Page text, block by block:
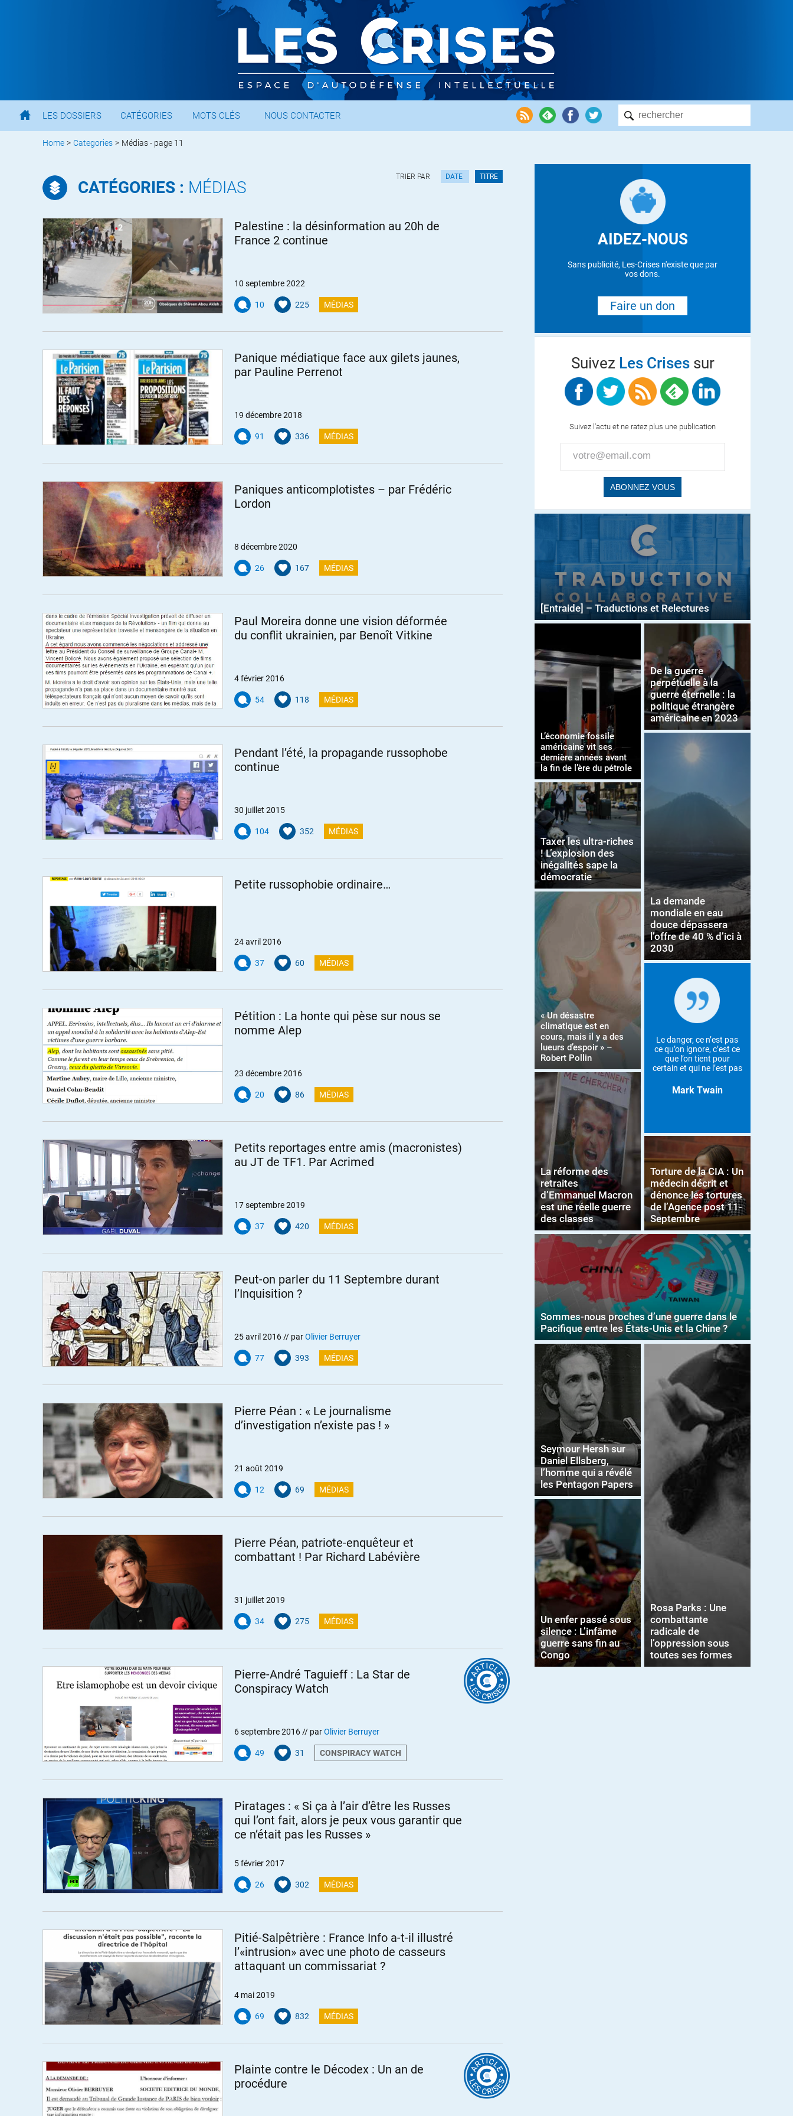
LES DOSSIERS CATÉGORIES MOTS CLÉS NOUS CONTACTER
Home > Categories > Médias - page 11
CATÉGORIES : MÉDIAS
TRIER PAR DATE TITRE
Palestine : la désinformation au 20h de
France 2 continue
10 septembre 2022
10 225 MÉDIAS
Panique médiatique face aux gilets jaunes,
par Pauline Perrenot
19 décembre 2018
91 336 MÉDIAS
Paniques anticomplotistes – par Frédéric
Lordon
8 décembre 2020
26 167 MÉDIAS
Paul Moreira donne une vision déformée
du conflit ukrainien, par Benoît Vitkine
4 février 2016
54 118 MÉDIAS
Pendant l’été, la propagande russophobe
continue
30 juillet 2015
104 352 MÉDIAS
Petite russophobie ordinaire…
24 avril 2016
37 60 MÉDIAS
Pétition : La honte qui pèse sur nous se
nomme Alep
23 décembre 2016
20 86 MÉDIAS
Petits reportages entre amis (macronistes)
au JT de TF1. Par Acrimed
17 septembre 2019
37 420 MÉDIAS
Peut-on parler du 11 Septembre durant
l’Inquisition ?
25 avril 2016 // parOlivier Berruyer
77 393 MÉDIAS
Pierre Péan : « Le journalisme
d’investigation n’existe pas ! »
21 août 2019
12 69 MÉDIAS
Pierre Péan, patriote-enquêteur et
combattant ! Par Richard Labévière
31 juillet 2019
34 275 MÉDIAS
Pierre-André Taguieff : La Star de
Conspiracy Watch
6 septembre 2016 // parOlivier Berruyer
49 31 CONSPIRACY WATCH
Piratages : « Si ça à l’air d’être les Russes
qui l’ont fait, alors je peux vous garantir que
ce n’était pas les Russes »
5 février 2017
26 302 MÉDIAS
Pitié-Salpêtrière : France Info a-t-il illustré
l’«intrusion» avec une photo de casseurs
attaquant un commissariat ?
4 mai 2019
69 832 MÉDIAS
Plainte contre le Décodex : Un an de
procédure
AIDEZ-NOUS
Sans publicité, Les-Crises n'existe que par
vos dons.
Faire un don
Suivez Les Crisessur
Suivez l'actu et ne ratez plus une publication
[Entraide] – Traductions et Relectures
L’économie fossile
américaine vit ses
dernière années avant
la fin de l’ère du pétrole
Taxer les ultra-riches
! L’explosion des
inégalités sape la
démocratie
« Un désastre
climatique est en
cours, mais il y a des
lueurs d’espoir » –
Robert Pollin
La réforme des
retraites
d’Emmanuel Macron
est une réelle guerre
des classes
De la guerre
perpétuelle à la
guerre éternelle : la
politique étrangère
américaine en 2023
La demande
mondiale en eau
douce dépassera
l’offre de 40 % d’ici à
2030
Le danger, ce n’est pas
ce qu’on ignore, c’est ce
que l’on tient pour
certain et qui ne l’est pas
Mark Twain
Torture de la CIA : Un
médecin décrit et
dénonce les tortures
de l’Agence post 11-
Septembre
Sommes-nous proches d’une guerre dans le
Pacifique entre les États-Unis et la Chine ?
Seymour Hersh sur
Daniel Ellsberg,
l’homme qui a révélé
les Pentagon Papers
Un enfer passé sous
silence : L’infâme
guerre sans fin au
Congo
Rosa Parks : Une
combattante
radicale de
l’oppression sous
toutes ses formes